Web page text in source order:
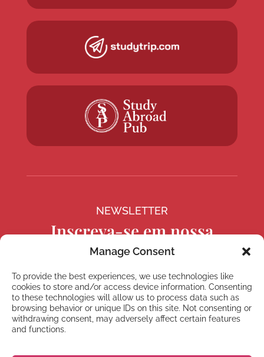
Manage Consent
To provide the best experiences, we use technologies like
cookies to store and/or access device information. Consenting
to these technologies will allow us to process data such as
browsing behavior or unique IDs on this site. Not consenting or
withdrawing consent, may adversely affect certain features
and functions.
NEWSLETTER
Inscreva-se em nossa
newsletter
Inscrever